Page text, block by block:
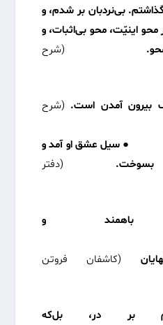
بی‌نردبان بر شدم، و
اینیّت، محو بی‌اثبات، و
(شرح
بیرون آمدن است. (شرح
● سیل عشق او آمد و
(دفتر
و
(کاشفان فروتن
در، بل‌که